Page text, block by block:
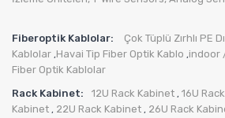
Fiberoptik Kablolar:
Çok Tüplü Zırhlı PE
Kablolar ,Havai Tip Fiber Optik Kablo ,indoor
Fiber Optik Kablolar
Rack Kabinet:
12U Rack Kabinet , 16U
Kabinet , 22U Rack Kabinet , 26U Rack